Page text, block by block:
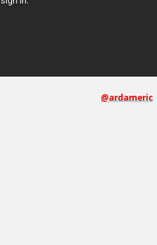
@ardameric